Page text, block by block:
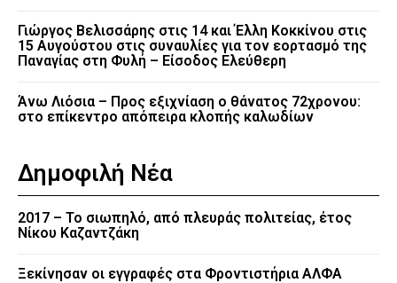
Γιώργος Βελισσάρης στις 14 και Έλλη Κοκκίνου στις
15 Αυγούστου στις συναυλίες για τον εορτασμό της
Παναγίας στη Φυλή – Είσοδος Ελεύθερη
Άνω Λιόσια – Προς εξιχνίαση ο θάνατος 72χρονου:
στο επίκεντρο απόπειρα κλοπής καλωδίων
Δημοφιλή Νέα
2017 – Το σιωπηλό, από πλευράς πολιτείας, έτος
Νίκου Καζαντζάκη
Ξεκίνησαν οι εγγραφές στα Φροντιστήρια ΑΛΦΑ